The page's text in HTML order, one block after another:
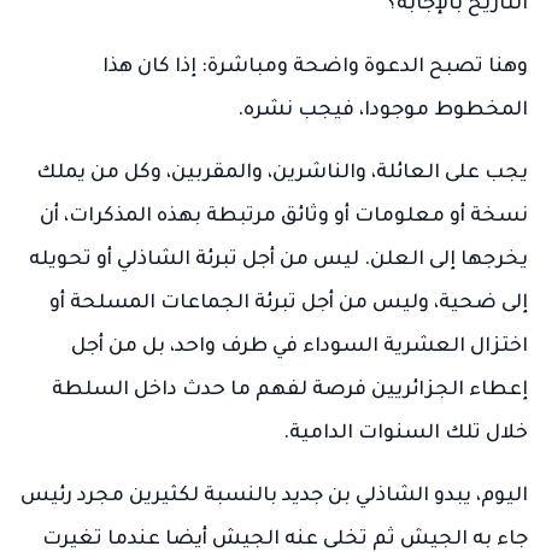
التاريخ بالإجابة؟
وهنا تصبح الدعوة واضحة ومباشرة: إذا كان هذا
المخطوط موجودا، فيجب نشره.
يجب على العائلة، والناشرين، والمقربين، وكل من يملك
نسخة أو معلومات أو وثائق مرتبطة بهذه المذكرات، أن
يخرجها إلى العلن. ليس من أجل تبرئة الشاذلي أو تحويله
إلى ضحية، وليس من أجل تبرئة الجماعات المسلحة أو
اختزال العشرية السوداء في طرف واحد، بل من أجل
إعطاء الجزائريين فرصة لفهم ما حدث داخل السلطة
خلال تلك السنوات الدامية.
اليوم، يبدو الشاذلي بن جديد بالنسبة لكثيرين مجرد رئيس
جاء به الجيش ثم تخلى عنه الجيش أيضا عندما تغيرت